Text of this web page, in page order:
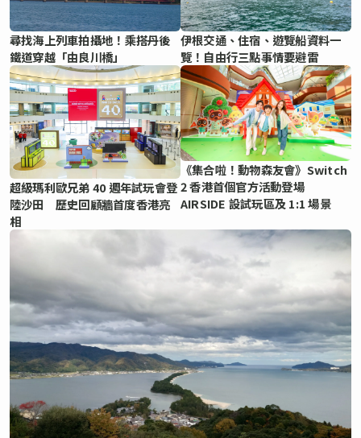
尋找海上列車拍攝地！乘搭丹後
鐵道穿越「由良川橋」
伊根交通、住宿、遊覽船資料一
覽！自由行三點事情要避雷
超級瑪利歐兄弟 40 週年試玩會登
陸沙田 歷史回顧牆首度香港亮
相
《集合啦！動物森友會》Switch
2 香港首個官方活動登場
AIRSIDE 設試玩區及 1:1 場景